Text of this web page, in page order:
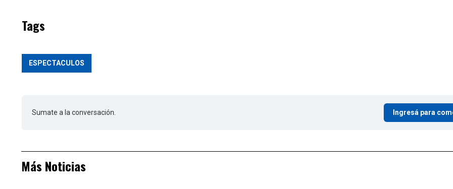
Tags
ESPECTACULOS
Sumate a la conversación. Ingresá para
Más Noticias